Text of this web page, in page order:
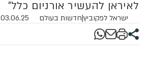
לאיראן להעשיר אורניום כלל"
ישראל לפקוביץ|חדשות בעולם 03.06.25 | 07:20